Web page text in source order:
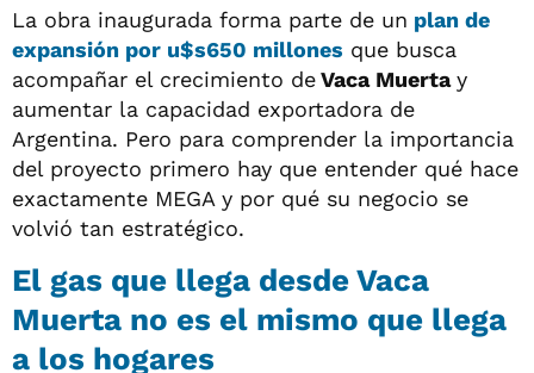
La obra inaugurada forma parte de un plan de
expansión por u$s650 millones que busca
acompañar el crecimiento deVaca Muertay
aumentar la capacidad exportadora de
Argentina. Pero para comprender la importancia
del proyecto primero hay que entender qué hace
exactamente MEGA y por qué su negocio se
volvió tan estratégico.
El gas que llega desde Vaca
Muerta no es el mismo que llega
a los hogares